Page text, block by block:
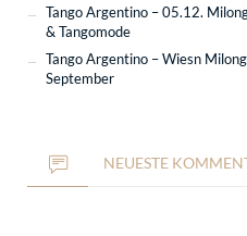
Tango Argentino – 05.12.
& Tangomode
Tango Argentino – Wiesn
September
NEUESTE